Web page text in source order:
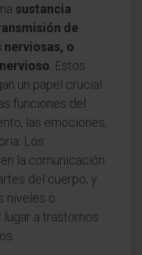
sustancia
de
nerviosas, o
. Estos
un papel crucial
funciones del
las emociones,
Los
la comunicación
del cuerpo, y
niveles o
a trastornos